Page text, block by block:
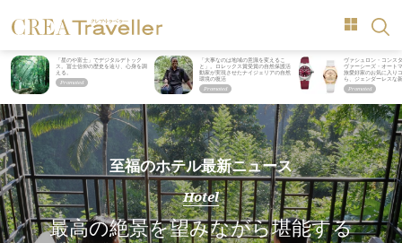
「星のや富士」でデジタルデトック
ス。冨士信仰の歴史を辿り、心身を調
える。
「大事なのは地域の意識を変えるこ
と」。ロレックス賞受賞の自然保護活
動家が実現させたナイジェリアの自然
環境の復活
ヴァシュロン・コンス
ヴァーシーズ・オート
旅愛好家のお気に入り
ら、ジェンダーレスな
至福のホテル最新ニュース
Hotel
最高の絶景を望みながら堪能する